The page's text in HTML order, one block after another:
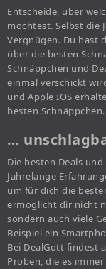
Entscheide, über
möchtest. Selbst die
Vergnügen. Du hast
über die besten
Schnäppchen und
einmal verschickt
und Apple IOS
besten Schnäppchen.
…
Die besten Deals
Jahrelange
um für dich die
ermöglicht dir nicht
sondern auch viele
Beispiel ein
Bei DealGott findest
Proben, die es